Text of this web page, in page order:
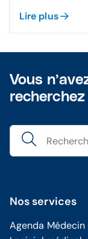
Lire plus
Vous
recherchez
Nos services
Agenda Médecin